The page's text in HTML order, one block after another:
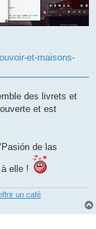
et-maisons-
des livrets et
et est
de las
elle !
un café